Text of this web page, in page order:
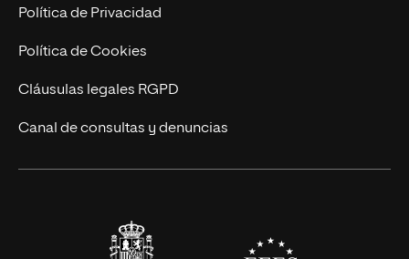
Postgrados
Cursos Universitarios
Trabaja en UNIR
Actualidad
UNIR Revista
Eventos
Política de Privacidad
Política de Cookies
Cláusulas legales RGPD
Canal de consultas y denuncias